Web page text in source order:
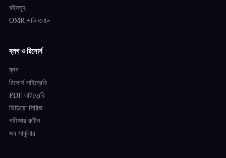
বইসমূহ
OMR ডাউনলোড
ব্লগ ও রিসোর্স
ব্লগ
রিসোর্স লাইব্রেরি
PDF লাইব্রেরি
ভিডিয়ো সিরিজ
পরীক্ষার রুটিন
জব সার্কুলার